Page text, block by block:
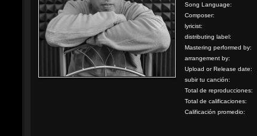
Song Language:
Composer:
lyricist:
distributing label:
Mastering performed by:
arrangement by:
Upload or Release date:
subir tu canción:
Total de reproducciones:
Total de calificaciones:
Calificación promedio: